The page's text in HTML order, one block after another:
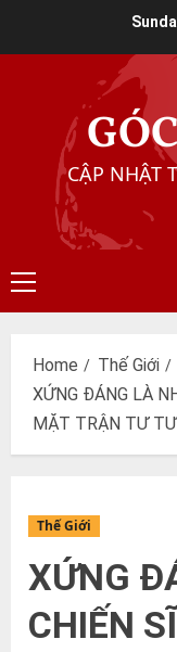
CẬP NHẬT
Primary
Menu
Home
Thế Giới
XỨNG ĐÁNG LÀ
MẶT TRẬN TƯ
Thế Giới
XỨNG
CHIẾN